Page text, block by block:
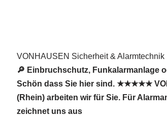
VONHAUSEN Sicherheit & Alarmtechnik
🔎 Einbruchschutz, Funkalarmanlage
Schön dass Sie hier sind. ★★★★★
(Rhein) arbeiten wir für Sie. Für
zeichnet uns aus